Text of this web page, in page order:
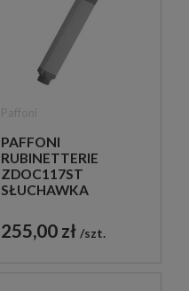
PAFFONI
RUBINETTERIE
ZDOC117ST
SŁUCHAWKA
SZCZOTKOWANA
255,00 zł szt.